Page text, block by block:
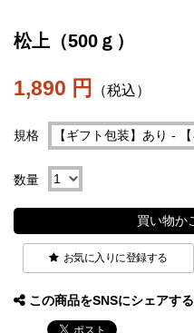
松上（500ｇ）
1,890 円 （税込）
規格
数量
買い物か
お気に入りに登録する
この商品をSNSにシェアする